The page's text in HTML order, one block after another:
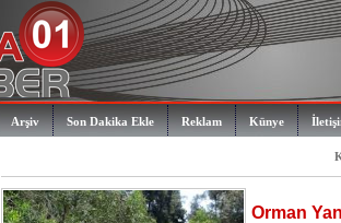
Arşiv Son Dakika Ekle Reklam Künye
Orman